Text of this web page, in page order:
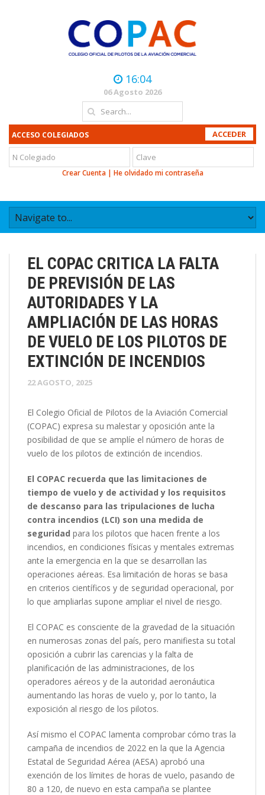
16:04
06 Agosto 2026
ACCESO COLEGIADOS
Crear Cuenta| He olvidado mi contraseña
EL COPAC CRITICA LA FALTA
DE PREVISIÓN DE LAS
AUTORIDADES Y LA
AMPLIACIÓN DE LAS HORAS
DE VUELO DE LOS PILOTOS DE
EXTINCIÓN DE INCENDIOS
22 AGOSTO, 2025
El Colegio Oficial de Pilotos de la Aviación Comercial
(COPAC) expresa su malestar y oposición ante la
posibilidad de que se amplíe el número de horas de
vuelo de los pilotos de extinción de incendios.
El COPAC recuerda que las limitaciones de
tiempo de vuelo y de actividad y los requisitos
de descanso para las tripulaciones de lucha
contra incendios (LCI) son una medida de
seguridad para los pilotos que hacen frente a los
incendios, en condiciones físicas y mentales extremas
ante la emergencia en la que se desarrollan las
operaciones aéreas. Esa limitación de horas se basa
en criterios científicos y de seguridad operacional, por
lo que ampliarlas supone ampliar el nivel de riesgo.
El COPAC es consciente de la gravedad de la situación
en numerosas zonas del país, pero manifiesta su total
oposición a cubrir las carencias y la falta de
planificación de las administraciones, de los
operadores aéreos y de la autoridad aeronáutica
aumentando las horas de vuelo y, por lo tanto, la
exposición al riesgo de los pilotos.
Así mismo el COPAC lamenta comprobar cómo tras la
campaña de incendios de 2022 en la que la Agencia
Estatal de Seguridad Aérea (AESA) aprobó una
exención de los límites de horas de vuelo, pasando de
80 a 120, de nuevo en esta campaña se plantee